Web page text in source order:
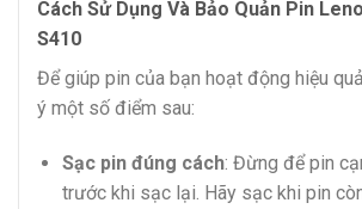
Cách Sử Dụng Và Bảo Quản Pin
S410
Để giúp pin của bạn hoạt động hiệu
ý một số điểm sau:
Sạc pin đúng cách: Đừng để pin
trước khi sạc lại. Hãy sạc khi pin